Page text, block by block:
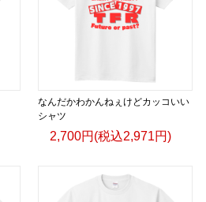
なんだかわかんねぇけどカッコいい
シャツ
2,700円(税込2,971円)